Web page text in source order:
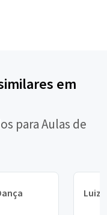
em
para Aulas de
Luiz